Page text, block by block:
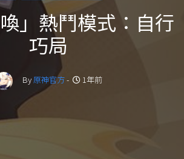
」熱鬥模式：自行
巧局
By原神官方- 1年前